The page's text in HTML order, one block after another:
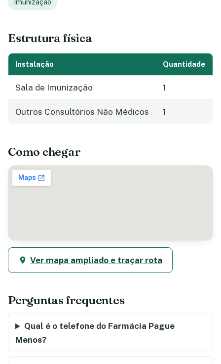
Imunização
Estrutura física
Instalação Quantidade
Sala de Imunização 1
Outros Consultórios Não Médicos 1
Como chegar
Ver mapa ampliado e traçar rota
Perguntas frequentes
Qual é o telefone do Farmácia Pague
Menos?